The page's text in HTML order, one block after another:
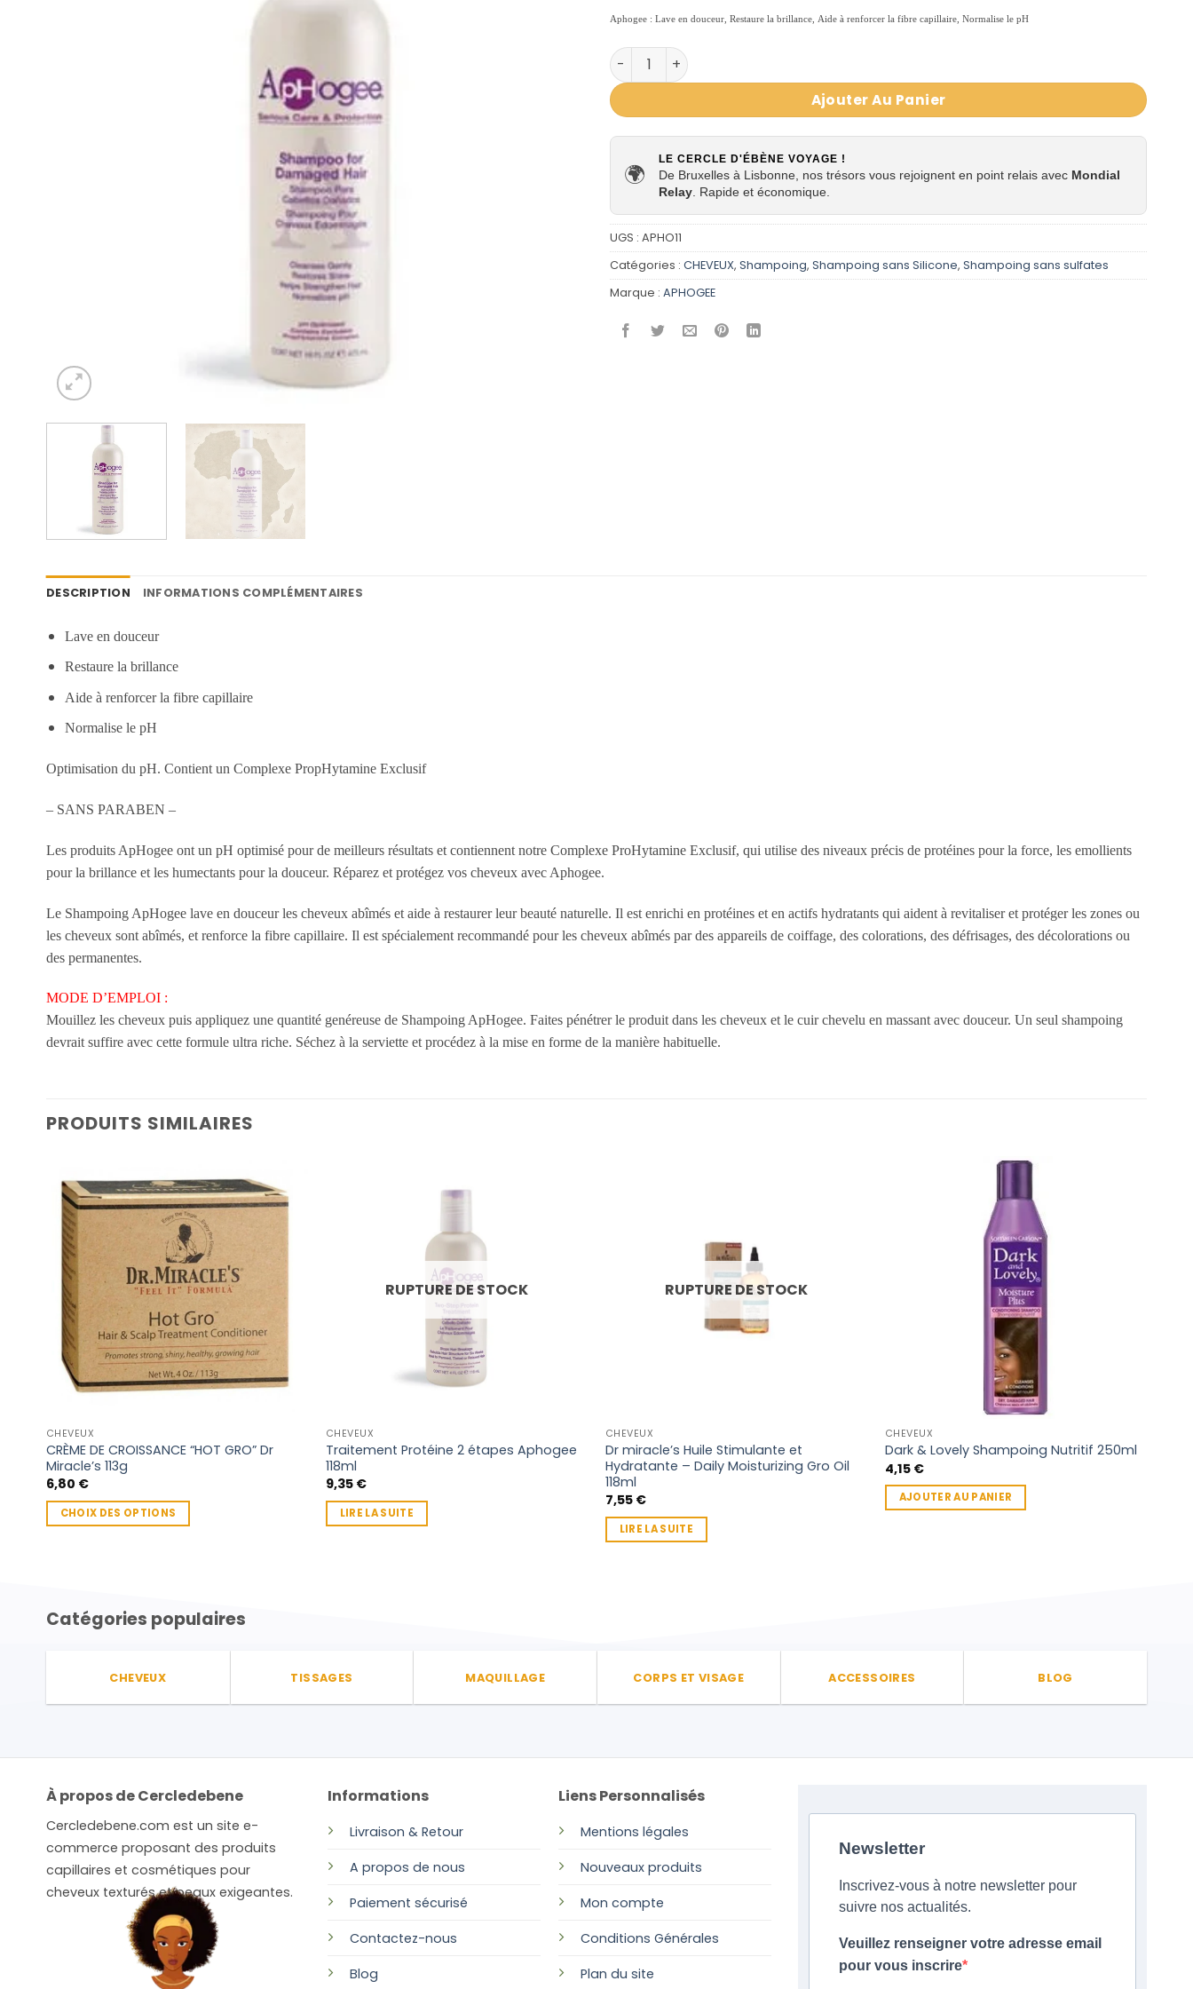
Aphogee : Lave en douceur, Restaure la brillance, Aide à renforcer la fibre capillaire, Normalise le pH
quantité de Aphogee - Shampoing pour Cheveux abîmés et endommagés 473 ml
Ajouter Au Panier
🌍
LE CERCLE D'ÉBÈNE VOYAGE !
De Bruxelles à Lisbonne, nos trésors vous rejoignent en point relais avec Mondial
Relay . Rapide et économique.
UGS : APHO11
Catégories : CHEVEUX, Shampoing, Shampoing sans Silicone, Shampoing sans sulfates
Marque : APHOGEE
DESCRIPTION INFORMATIONS COMPLÉMENTAIRES
Lave en douceur
Restaure la brillance
Aide à renforcer la fibre capillaire
Normalise le pH
Optimisation du pH. Contient un Complexe PropHytamine Exclusif
– SANS PARABEN –
Les produits ApHogee ont un pH optimisé pour de meilleurs résultats et contiennent notre Complexe ProHytamine Exclusif, qui utilise des niveaux précis de protéines pour la force, les emollients
pour la brillance et les humectants pour la douceur. Réparez et protégez vos cheveux avec Aphogee.
Le Shampoing ApHogee lave en douceur les cheveux abîmés et aide à restaurer leur beauté naturelle. Il est enrichi en protéines et en actifs hydratants qui aident à revitaliser et protéger les zones ou
les cheveux sont abîmés, et renforce la fibre capillaire. Il est spécialement recommandé pour les cheveux abîmés par des appareils de coiffage, des colorations, des défrisages, des décolorations ou
des permanentes.
MODE D’EMPLOI :
Mouillez les cheveux puis appliquez une quantité genéreuse de Shampoing ApHogee. Faites pénétrer le produit dans les cheveux et le cuir chevelu en massant avec douceur. Un seul shampoing
devrait suffire avec cette formule ultra riche. Séchez à la serviette et procédez à la mise en forme de la manière habituelle.
PRODUITS SIMILAIRES
CHEVEUX
CRÈME DE CROISSANCE “HOT GRO” Dr
Miracle’s 113g
6,80 €
CHOIX DES OPTIONS
variations.
la
du
produit
RUPTURE DE STOCK
CHEVEUX
Traitement Protéine 2 étapes Aphogee
118ml
9,35 €
LIRE LA SUITE
RUPTURE DE STOCK
CHEVEUX
Dr miracle’s Huile Stimulante et
Hydratante – Daily Moisturizing Gro Oil
118ml
7,55 €
LIRE LA SUITE
CHEVEUX
Dark & Lovely Shampoing Nutritif 250ml
4,15 €
AJOUTER AU PANIER
Catégories populaires
CHEVEUX TISSAGES MAQUILLAGE CORPS ET VISAGE ACCESSOIRES BLOG
À propos de Cercledebene
Cercledebene.com est un site e-
commerce proposant des produits
capillaires et cosmétiques pour
cheveux texturés et peaux exigeantes.
Informations
Livraison & Retour
A propos de nous
Paiement sécurisé
Contactez-nous
Blog
Liens Personnalisés
Mentions légales
Nouveaux produits
Mon compte
Conditions Générales
Plan du site
Newsletter
Inscrivez-vous à notre newsletter pour
suivre nos actualités.
Veuillez renseigner votre adresse email
pour vous inscrire